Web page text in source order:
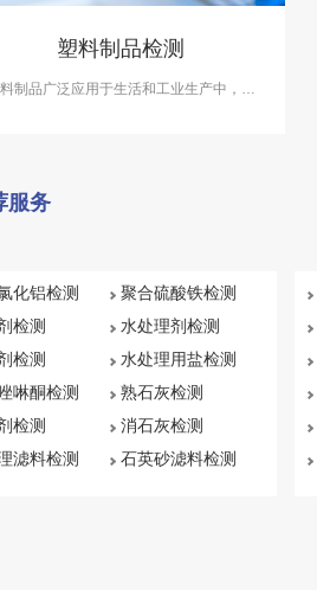
塑料制品检测
制品广泛应用于生活和工业生产中，例
服务
化铝检测
检测
检测
啉酮检测
检测
滤料检测
聚合硫酸铁检测
水处理剂检测
水处理用盐检测
熟石灰检测
消石灰检测
石英砂滤料检测